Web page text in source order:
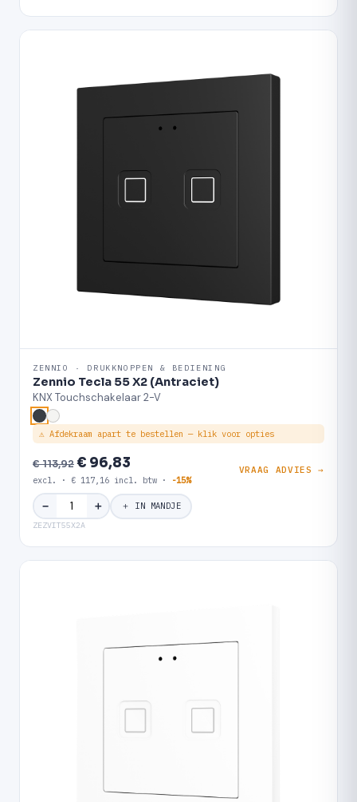
ZENNIO · DRUKKNOPPEN & BEDIENING
Zennio Tecla 55 X2 (Antraciet)
KNX Touchschakelaar 2-V
⚠ Afdekraam apart te bestellen — klik voor opties
€ 113,92€ 96,83
excl. · € 117,16 incl. btw · -15%
VRAAG ADVIES →
− ＋ ＋ IN MANDJE
ZEZVIT55X2A